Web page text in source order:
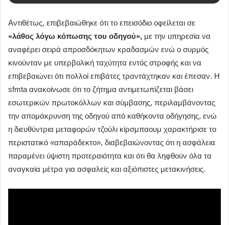
Αντιθέτως, επιβεβαιώθηκε ότι το επεισόδιο οφείλεται σε
«λάθος λόγω κόπωσης του οδηγού», με την υπηρεσία να
αναφέρει σειρά απροσδόκητων κραδασμών ενώ ο συρμός
κινούνταν με υπερβολική ταχύτητα εντός στροφής και να
επιβεβαιώνει ότι πολλοί επιβάτες τραντάχτηκαν και έπεσαν. Η
sfmta ανακοίνωσε ότι το ζήτημα αντιμετωπίζεται βάσει
εσωτερικών πρωτοκόλλων και σύμβασης, περιλαμβάνοντας
την απομάκρυνση της οδηγού από καθήκοντα οδήγησης, ενώ
η διευθύντρια μεταφορών τζούλι κίρσμπαουμ χαρακτήρισε το
περιστατικό «απαράδεκτο», διαβεβαιώνοντας ότι η ασφάλεια
παραμένει ύψιστη προτεραιότητα και ότι θα ληφθούν όλα τα
αναγκαία μέτρα για ασφαλείς και αξιόπιστες μετακινήσεις.